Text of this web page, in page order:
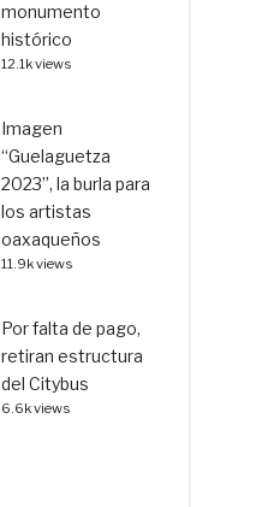
monumento
histórico
12.1k views
Imagen
“Guelaguetza
2023”, la burla para
los artistas
oaxaqueños
11.9k views
Por falta de pago,
retiran estructura
del Citybus
6.6k views